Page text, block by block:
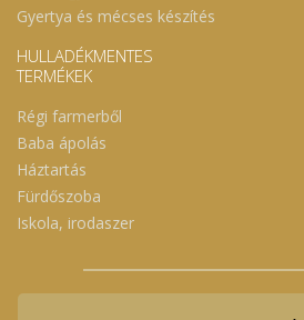
Gyertya és mécses készítés
HULLADÉKMENTES
TERMÉKEK
Régi farmerből
Baba ápolás
Háztartás
Fürdőszoba
Iskola, irodaszer